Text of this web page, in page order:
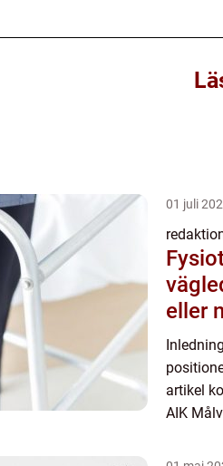
01 juli
eller
artikel
AIK